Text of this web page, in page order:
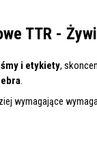
TTR -
i etykiety,
wymagające